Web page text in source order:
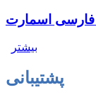
بیشتر
پشتیبانی